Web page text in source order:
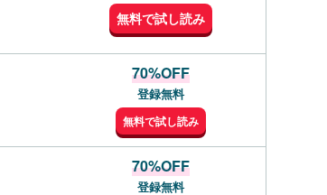
無料で試し読み
70%OFF
登録無料
無料で試し読み
70%OFF
登録無料